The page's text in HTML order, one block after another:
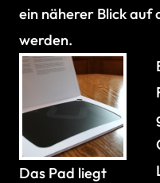
ein näherer Blick auf
werden.
Das Pad liegt